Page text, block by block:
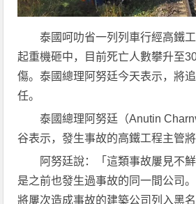
泰國呵叻省一列列車行經高鐵
起重機砸中，目前死亡人數攀升至
傷。泰國總理阿努廷今天表示，將
任。
泰國總理阿努廷（Anutin
谷表示，發生事故的高鐵工程主管
阿努廷說：「這類事故屢見不
是之前也發生過事故的同一間公司
將屢次造成事故的建築公司列入黑名